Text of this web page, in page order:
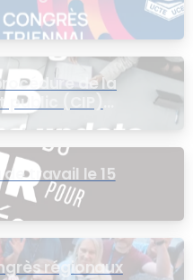
de la
public (CIP)
travail le 15
régionaux